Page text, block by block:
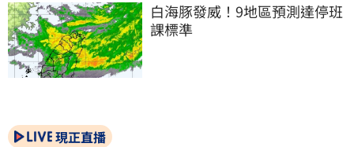
白海豚發威！9地區預測達停班
課標準
現正直播